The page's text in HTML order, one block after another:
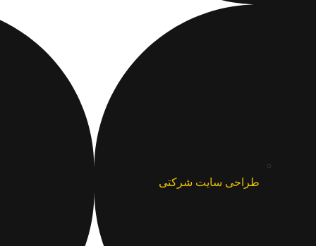
طراحی سایت شرکتی